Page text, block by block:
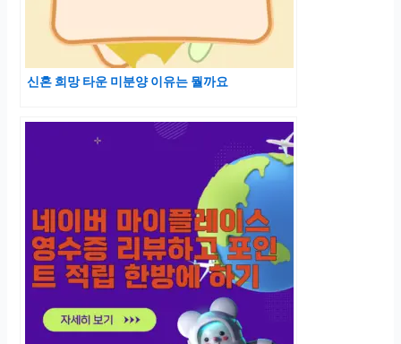
신혼 희망 타운 미분양 이유는 뭘까요